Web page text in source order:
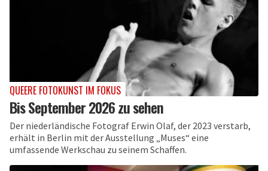
QUEERE FOTOKUNST IM FOKUS
Bis September 2026 zu sehen
Der niederländische Fotograf Erwin Olaf, der 2023 verstarb,
erhält in Berlin mit der Ausstellung „Muses“ eine
umfassende Werkschau zu seinem Schaffen.